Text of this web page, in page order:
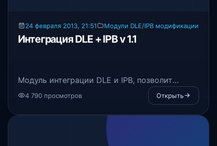
24 февраля 2013, 21:51 Модули DLE/IPB модификации
Интеграция DLE + IPB v 1.1
Модуль интеграции DLE и IPB, позволит
синхронизировать действия пользователей
как на сайте, так и на форуме. Им не нужно
будет отдельно регистрироваться на форуме,
изменять email адреса, пароли,
авторизовываться и выходить из аккаунта.
4 790 просмотров Открыть